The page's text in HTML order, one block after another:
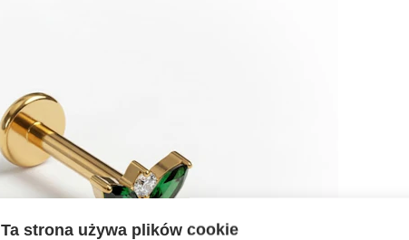
Ta strona używa plików cookie